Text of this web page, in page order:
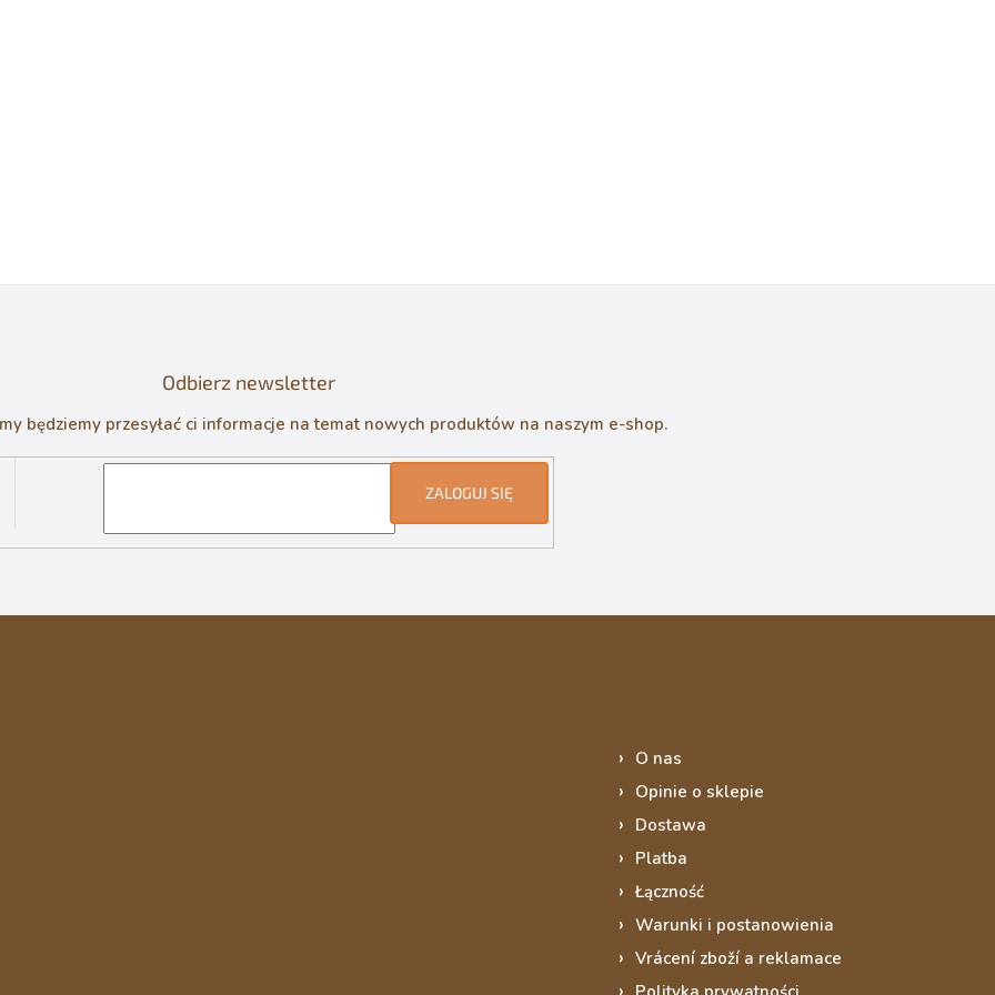
Odbierz newsletter
będziemy przesyłać ci informacje na temat nowych produktów na naszym e-shop.
ZALOGUJ SIĘ
O nas
Opinie o sklepie
Dostawa
Platba
Łączność
Warunki i postanowienia
Vrácení zboží a reklamace